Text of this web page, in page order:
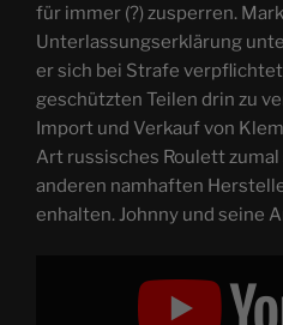
für immer (?) zusperren.
Unterlassungserklärung
er sich bei Strafe
geschützten Teilen drin zu
Import und Verkauf von
Art russisches Roulett
anderen namhaften
enhalten. Johnny und seine